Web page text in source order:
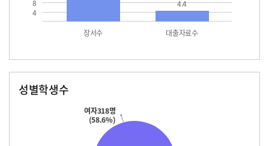
4
8
장서수 대출자료수
4.4
성별학생수
여자318명
(58.6%)